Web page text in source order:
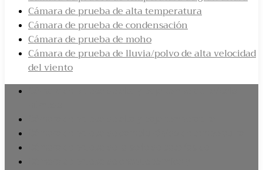
Cámara de prueba de alta temperatura
Cámara de prueba de condensación
Cámara de prueba de moho
Cámara de prueba de lluvia/polvo de alta velocidad
del viento